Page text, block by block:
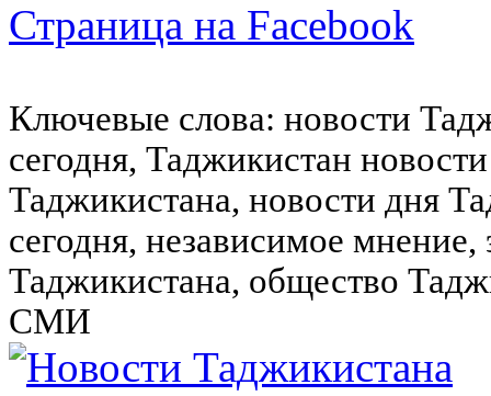
Страница на Facebook
Ключевые слова: новости
сегодня, Таджикистан
Таджикистана, новости дня
сегодня, независимое
Таджикистана, общество
СМИ